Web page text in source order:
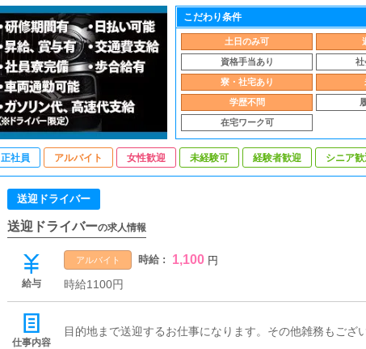
こだわり条件
土日のみ可
資格手当あり 社
寮・社宅あり
学歴不問
在宅ワーク可
正社員 アルバイト 女性歓迎 未経験可 経験者歓迎 シニア
送迎ドライバー
送迎ドライバーの求人情報
給与
アルバイト 時給 : 1,100 円
時給1100円
仕事内容
目的地まで送迎するお仕事になります。その他雑務もござ